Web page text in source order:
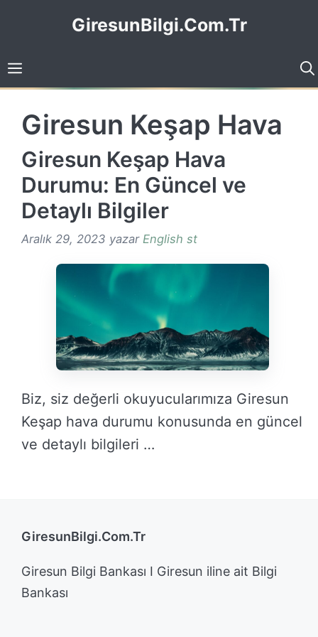
GiresunBilgi.Com.Tr
Giresun Keşap Hava
Giresun Keşap Hava
Durumu: En Güncel ve
Detaylı Bilgiler
Aralık 29, 2023 yazar English st
Biz, siz değerli okuyucularımıza Giresun
Keşap hava durumu konusunda en güncel
ve detaylı bilgileri …
GiresunBilgi.Com.Tr
Giresun Bilgi Bankası I Giresun iline ait Bilgi
Bankası